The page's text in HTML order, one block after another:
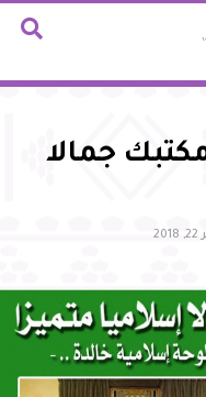
جمالا